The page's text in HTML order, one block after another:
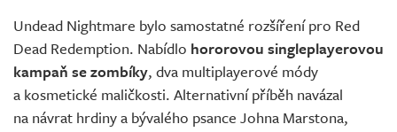
Undead Nightmare bylo samostatné rozšíření pro Red
Dead Redemption. Nabídlo hororovou singleplayerovou
kampaň se zombíky, dva multiplayerové módy
a kosmetické maličkosti. Alternativní příběh navázal
na návrat hrdiny a bývalého psance Johna Marstona,